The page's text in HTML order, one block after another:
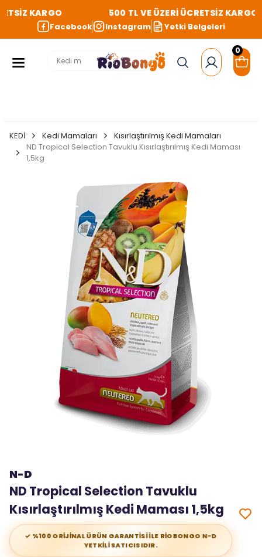
KARGO 500 TL VE ÜZERİ ÜCRETSİZ KARGO
Facebook Instagram Yetki Belgeleri
0
KEDİ Kedi Mamaları
Kısırlaştırılmış Kedi Mamaları
ND Tropical Selection Tavuklu Kısırlaştırılmış Kedi Maması
1,5kg
N-D
ND Tropical Selection Tavuklu
Kısırlaştırılmış Kedi Maması 1,5kg
✓ %100 ORİJİNAL ÜRÜN GARANTİSİ İLE RİOBONGO N-D
YETKİLİ SATICISIDIR.